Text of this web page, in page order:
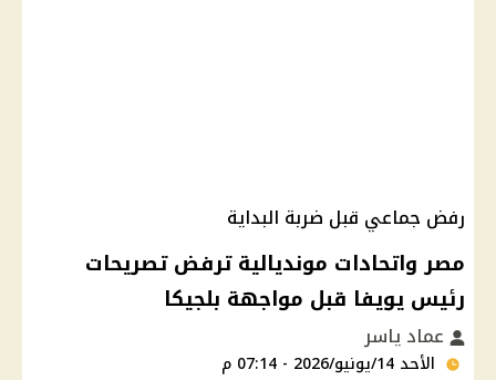
رفض جماعي قبل ضربة البداية
مصر واتحادات مونديالية ترفض تصريحات
رئيس يويفا قبل مواجهة بلجيكا
عماد ياسر
الأحد 14/يونيو/2026 - 07:14 م